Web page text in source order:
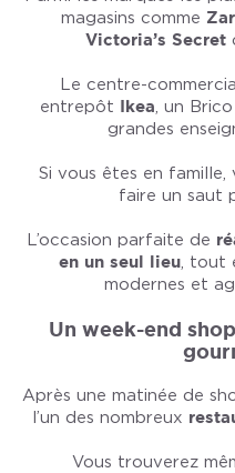
magasins comme
Victoria’s Secret
Le centre-
entrepôt Ikea, un
grandes
Si vous êtes en
faire un saut
L’occasion parfaite de
en un seul lieu, tout
modernes et
Un week-end
Après une matinée de
l’un des nombreux
Vous trouverez